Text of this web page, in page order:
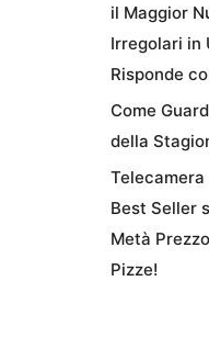
il Maggior
Irregolari in
Risponde
Come
della
Best Seller
Metà
Pizze!